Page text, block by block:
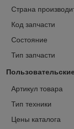
Страна
Код запчасти
Состояние
Тип запчасти
Артикул товара
Тип техники
Цены каталога